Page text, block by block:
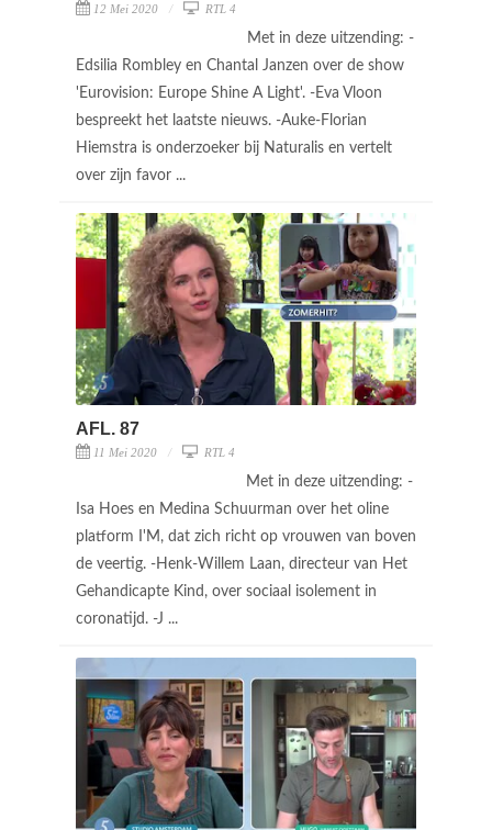
12 Mei 2020 RTL 4
Met in deze uitzending: -
Edsilia Rombley en Chantal Janzen over de show
'Eurovision: Europe Shine A Light'. -Eva Vloon
bespreekt het laatste nieuws. -Auke-Florian
Hiemstra is onderzoeker bij Naturalis en vertelt
over zijn favor ...
AFL. 87
11 Mei 2020 RTL 4
Met in deze uitzending: -
Isa Hoes en Medina Schuurman over het oline
platform I'M, dat zich richt op vrouwen van boven
de veertig. -Henk-Willem Laan, directeur van Het
Gehandicapte Kind, over sociaal isolement in
coronatijd. -J ...